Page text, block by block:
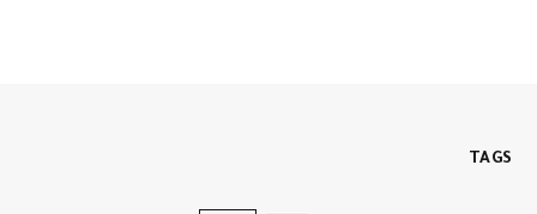
TAGS